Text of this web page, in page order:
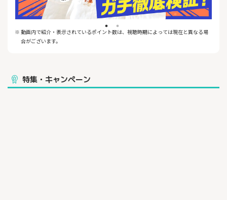
※ 動画内で紹介・表示されているポイント数は、視聴時期によっては現在と異なる場
合がございます。
特集・キャンペーン